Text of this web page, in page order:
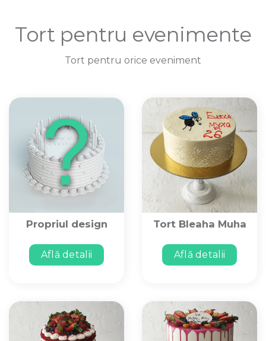
Tort pentru evenimente
Tort pentru orice eveniment
Propriul design
Află detalii
Tort Bleaha Muha
Află detalii